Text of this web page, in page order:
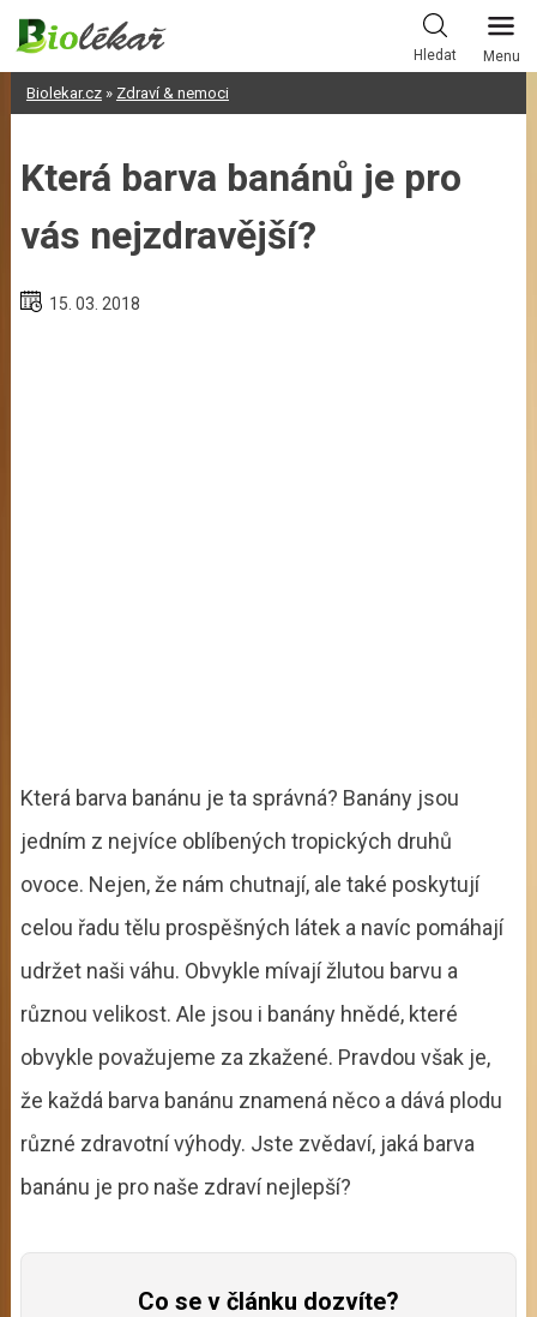
Skip
content
Hledat Menu
Biolekar.cz» Zdraví & nemoci
Která barva banánů je pro
vás nejzdravější?
15. 03. 2018
Která barva banánu je ta správná? Banány jsou
jedním z nejvíce oblíbených tropických druhů
ovoce. Nejen, že nám chutnají, ale také poskytují
celou řadu tělu prospěšných látek a navíc pomáhají
udržet naši váhu. Obvykle mívají žlutou barvu a
různou velikost. Ale jsou i banány hnědé, které
obvykle považujeme za zkažené. Pravdou však je,
že každá barva banánu znamená něco a dává plodu
různé zdravotní výhody. Jste zvědaví, jaká barva
banánu je pro naše zdraví nejlepší?
Co se v článku dozvíte?